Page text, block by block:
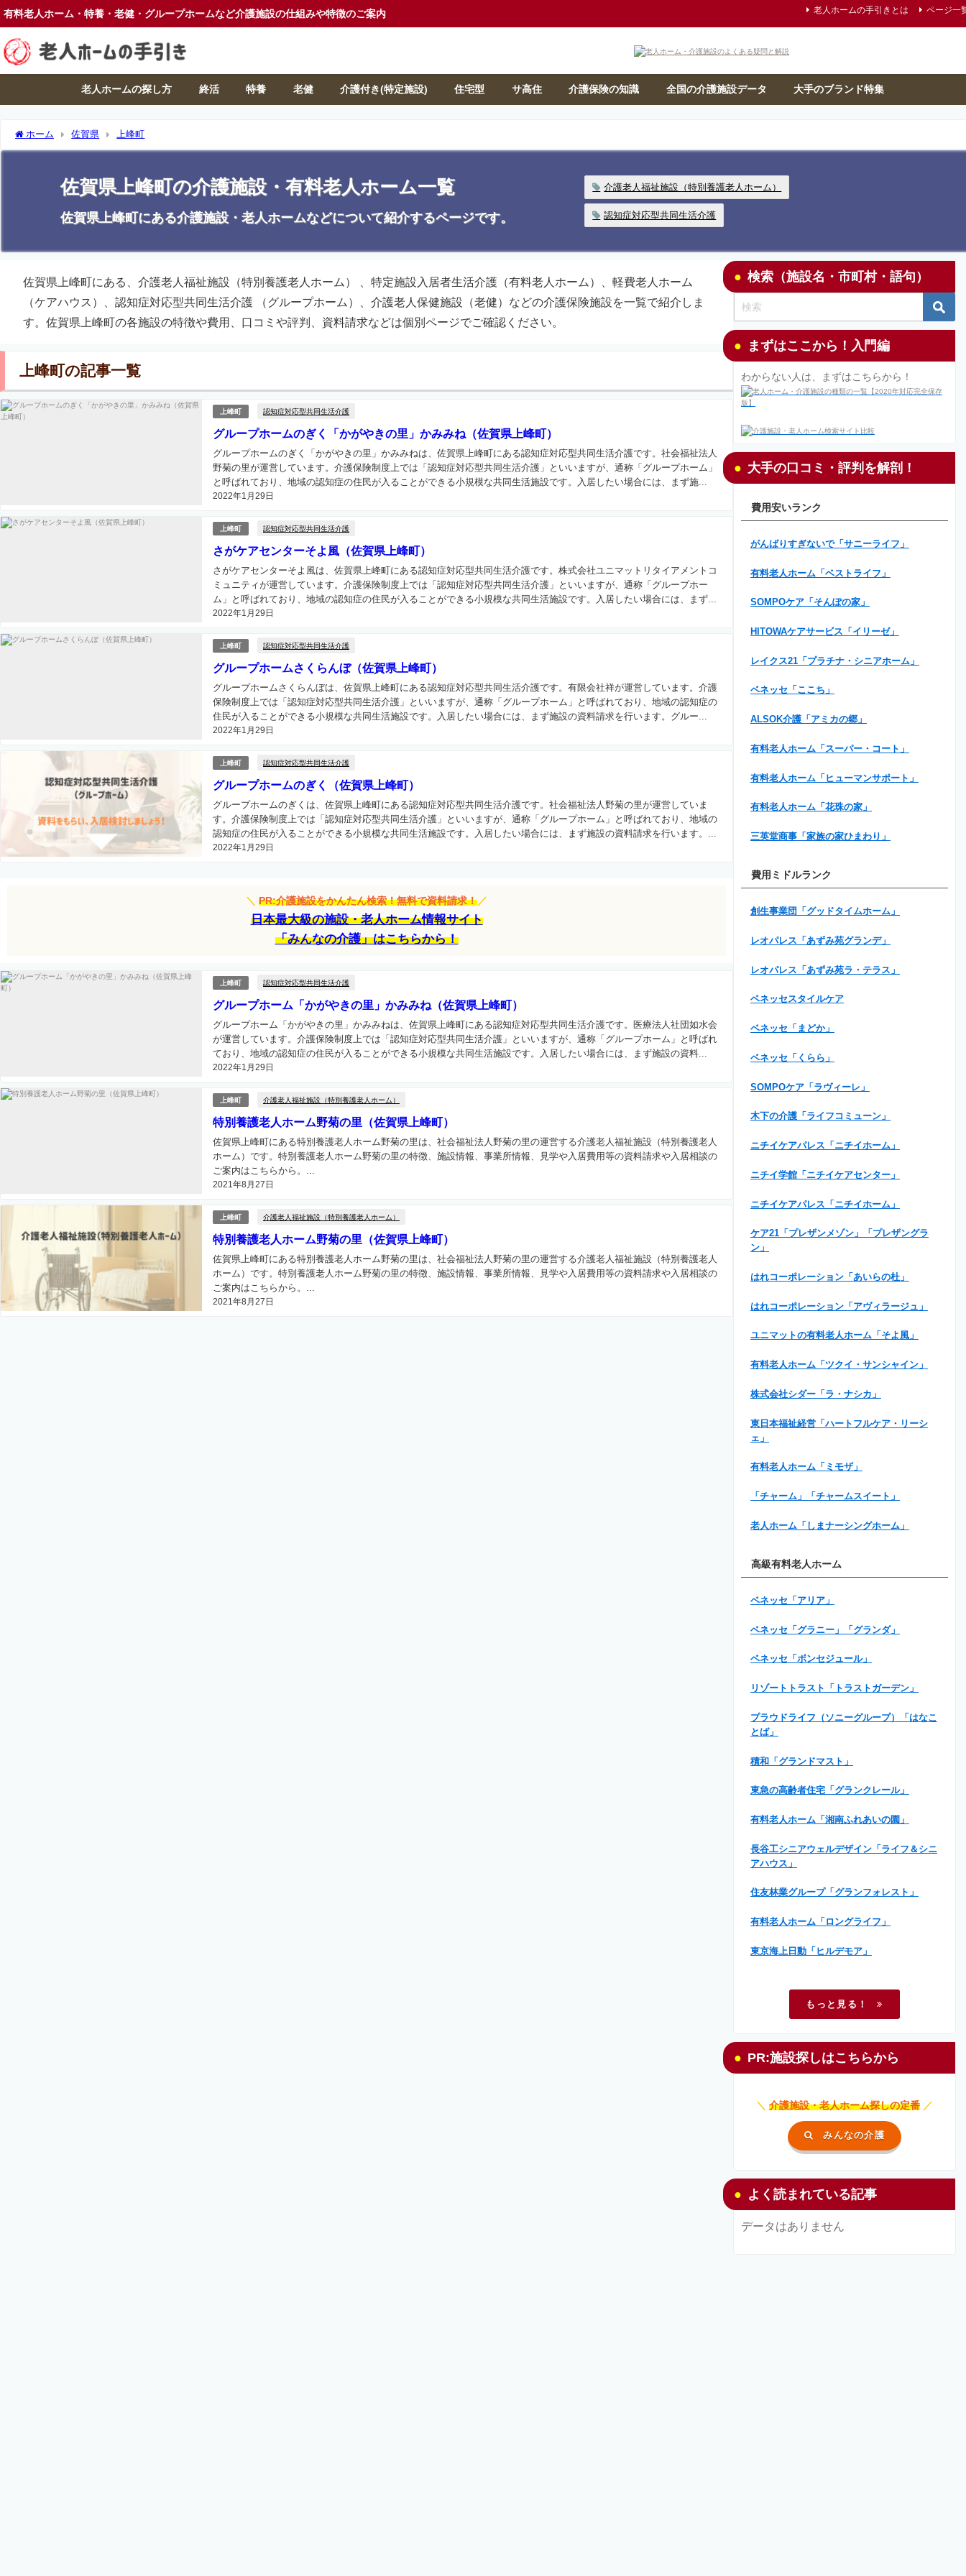
有料老人ホーム・特養・老健・グループホームなど介護施設の仕組みや特徴のご案内 老人ホームの手引きとは ページ一
老人ホームの探し方 終活 特養 老健 介護付き(特定施設) 住宅型 サ高住 介護保険の知識 全国の介護施設データ 大手のブランド特集
ホーム 佐賀県 上峰町
佐賀県上峰町の介護施設・有料老人ホーム一覧
佐賀県上峰町にある介護施設・老人ホームなどについて紹介するページです。
介護老人福祉施設（特別養護老人ホーム）
認知症対応型共同生活介護
佐賀県上峰町にある、介護老人福祉施設（特別養護老人ホーム） 、特定施設入居者生活介護（有料老人ホーム）、軽費老人ホーム
（ケアハウス）、認知症対応型共同生活介護 （グループホーム）、介護老人保健施設（老健）などの介護保険施設を一覧で紹介しま
す。佐賀県上峰町の各施設の特徴や費用、口コミや評判、資料請求などは個別ページでご確認ください。
上峰町の記事一覧
上峰町 認知症対応型共同生活介護
グループホームのぎく「かがやきの里」かみみね（佐賀県上峰町）
2022年1月29日
グループホームのぎく「かがやきの里」かみみねは、佐賀県上峰町にある認知症対応型共同生活介護です。社会福祉法人
野菊の里が運営しています。介護保険制度上では「認知症対応型共同生活介護」といいますが、通称「グループホーム」
と呼ばれており、地域の認知症の住民が入ることができる小規模な共同生活施設です。入居したい場合には、まず施...
上峰町 認知症対応型共同生活介護
さがケアセンターそよ風（佐賀県上峰町）
2022年1月29日
さがケアセンターそよ風は、佐賀県上峰町にある認知症対応型共同生活介護です。株式会社ユニマットリタイアメントコ
ミュニティが運営しています。介護保険制度上では「認知症対応型共同生活介護」といいますが、通称「グループホー
ム」と呼ばれており、地域の認知症の住民が入ることができる小規模な共同生活施設です。入居したい場合には、まず...
上峰町 認知症対応型共同生活介護
グループホームさくらんぼ（佐賀県上峰町）
2022年1月29日
グループホームさくらんぼは、佐賀県上峰町にある認知症対応型共同生活介護です。有限会社祥が運営しています。介護
保険制度上では「認知症対応型共同生活介護」といいますが、通称「グループホーム」と呼ばれており、地域の認知症の
住民が入ることができる小規模な共同生活施設です。入居したい場合には、まず施設の資料請求を行います。グルー...
上峰町 認知症対応型共同生活介護
グループホームのぎく（佐賀県上峰町）
2022年1月29日
グループホームのぎくは、佐賀県上峰町にある認知症対応型共同生活介護です。社会福祉法人野菊の里が運営していま
す。介護保険制度上では「認知症対応型共同生活介護」といいますが、通称「グループホーム」と呼ばれており、地域の
認知症の住民が入ることができる小規模な共同生活施設です。入居したい場合には、まず施設の資料請求を行います。...
＼ PR:介護施設をかんたん検索！無料で資料請求！ ／
日本最大級の施設・老人ホーム情報サイト
「みんなの介護」はこちらから！
上峰町 認知症対応型共同生活介護
グループホーム「かがやきの里」かみみね（佐賀県上峰町）
2022年1月29日
グループホーム「かがやきの里」かみみねは、佐賀県上峰町にある認知症対応型共同生活介護です。医療法人社団如水会
が運営しています。介護保険制度上では「認知症対応型共同生活介護」といいますが、通称「グループホーム」と呼ばれ
ており、地域の認知症の住民が入ることができる小規模な共同生活施設です。入居したい場合には、まず施設の資料...
上峰町 介護老人福祉施設（特別養護老人ホーム）
特別養護老人ホーム野菊の里（佐賀県上峰町）
2021年8月27日
佐賀県上峰町にある特別養護老人ホーム野菊の里は、社会福祉法人野菊の里の運営する介護老人福祉施設（特別養護老人
ホーム）です。特別養護老人ホーム野菊の里の特徴、施設情報、事業所情報、見学や入居費用等の資料請求や入居相談の
ご案内はこちらから。...
上峰町 介護老人福祉施設（特別養護老人ホーム）
特別養護老人ホーム野菊の里（佐賀県上峰町）
2021年8月27日
佐賀県上峰町にある特別養護老人ホーム野菊の里は、社会福祉法人野菊の里の運営する介護老人福祉施設（特別養護老人
ホーム）です。特別養護老人ホーム野菊の里の特徴、施設情報、事業所情報、見学や入居費用等の資料請求や入居相談の
ご案内はこちらから。...
検索（施設名・市町村・語句）
まずはここから！入門編
わからない人は、まずはこちらから！
大手の口コミ・評判を解剖！
費用安いランク
がんばりすぎないで「サニーライフ」
有料老人ホーム「ベストライフ」
SOMPOケア「そんぽの家」
HITOWAケアサービス「イリーゼ」
レイクス21「プラチナ・シニアホーム」
ベネッセ「ここち」
ALSOK介護「アミカの郷」
有料老人ホーム「スーパー・コート」
有料老人ホーム「ヒューマンサポート」
有料老人ホーム「花珠の家」
三英堂商事「家族の家ひまわり」
費用ミドルランク
創生事業団「グッドタイムホーム」
レオパレス「あずみ苑グランデ」
レオパレス「あずみ苑ラ・テラス」
ベネッセスタイルケア
ベネッセ「まどか」
ベネッセ「くらら」
SOMPOケア「ラヴィーレ」
木下の介護「ライフコミューン」
ニチイケアパレス「ニチイホーム」
ニチイ学館「ニチイケアセンター」
ニチイケアパレス「ニチイホーム」
ケア21「プレザンメゾン」「プレザングラ
ン」
はれコーポレーション「あいらの杜」
はれコーポレーション「アヴィラージュ」
ユニマットの有料老人ホーム「そよ風」
有料老人ホーム「ツクイ・サンシャイン」
株式会社シダー「ラ・ナシカ」
東日本福祉経営「ハートフルケア・リーシ
ェ」
有料老人ホーム「ミモザ」
「チャーム」「チャームスイート」
老人ホーム「しまナーシングホーム」
高級有料老人ホーム
ベネッセ「アリア」
ベネッセ「グラニー」「グランダ」
ベネッセ「ボンセジュール」
リゾートトラスト「トラストガーデン」
プラウドライフ（ソニーグループ）「はなこ
とば」
積和「グランドマスト」
東急の高齢者住宅「グランクレール」
有料老人ホーム「湘南ふれあいの園」
長谷工シニアウェルデザイン「ライフ＆シニ
アハウス」
住友林業グループ「グランフォレスト」
有料老人ホーム「ロングライフ」
東京海上日動「ヒルデモア」
もっと見る！
PR:施設探しはこちらから
＼ 介護施設・老人ホーム探しの定番 ／
みんなの介護
よく読まれている記事
データはありません